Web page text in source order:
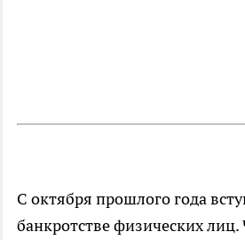
С октября прошлого года
банкротстве физических лиц.